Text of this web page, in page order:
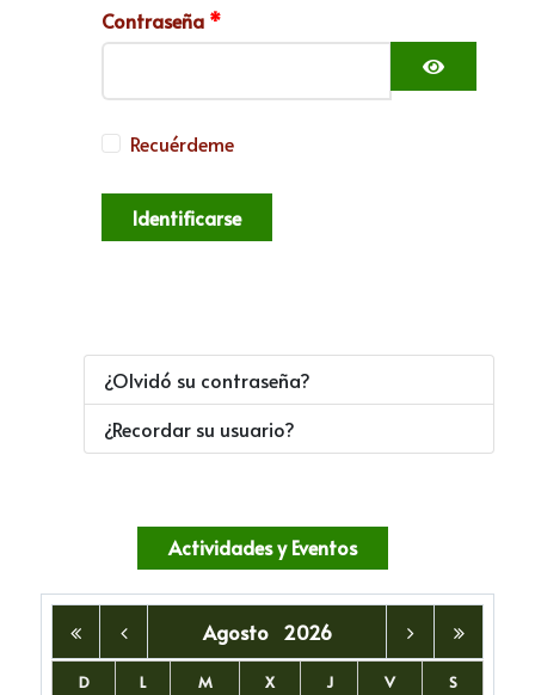
Contraseña *
Recuérdeme
Identificarse
¿Olvidó su contraseña?
¿Recordar su usuario?
Actividades y Eventos
Agosto 2026
D L M X J V
S